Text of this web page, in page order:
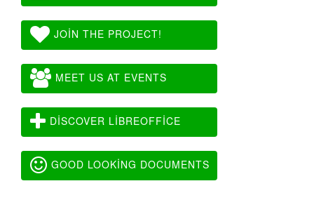
JOIN THE PROJECT!
MEET US AT EVENTS
DISCOVER LIBREOFFICE
GOOD LOOKING DOCUMENTS